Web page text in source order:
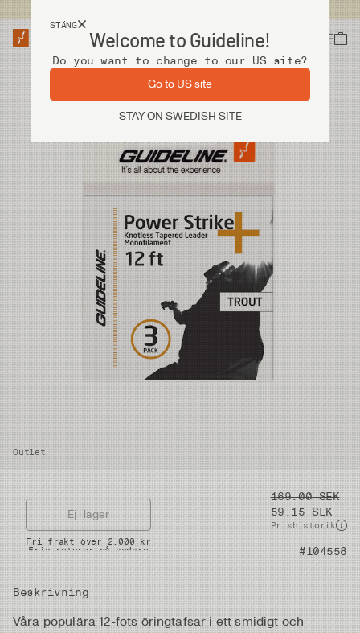
STÄNG
Welcome to Guideline!
Do you want to change to our US site?
Go to US site
STAY ON SWEDISH SITE
Outlet
Pris
169.00 SEK
59.15 SEK
Prishistorik
Artikelnummer #104558
Beskrivning
Våra populära 12-fots öringtafsar i ett smidigt och
Ej i lager
Snabba leveranser
Fri frakt över 2.000 kr
Fria returer på vadare